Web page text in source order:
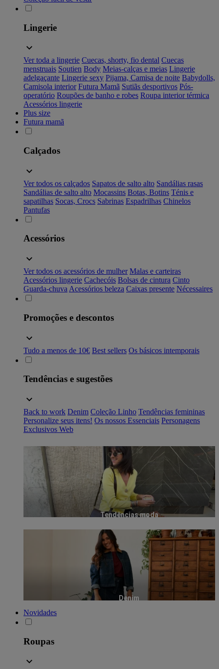
Lingerie
Ver toda a lingerie Cuecas, shorty, fio dental Cuecas
menstruais Soutien Body Meias-calças e meias Lingerie
adelgaçante Lingerie sexy Pijama, Camisa de noite Babydolls,
Camisola interior Futura Mamã Sutiãs desportivos Pós-
operatório Roupões de banho e robes Roupa interior térmica
Acessórios lingerie
Plus size
Futura mamã
Calçados
Ver todos os calçados Sapatos de salto alto Sandálias rasas
Sandálias de salto alto Mocassins Botas, Botins Ténis e
sapatilhas Socas, Crocs Sabrinas Espadrilhas Chinelos
Pantufas
Acessórios
Ver todos os acessórios de mulher Malas e carteiras
Acessórios lingerie Cachecóis Bolsas de cintura Cinto
Guarda-chuva Acessórios beleza Caixas presente Nécessaires
Promoções e descontos
Tudo a menos de 10€ Best sellers Os básicos intemporais
Tendências e sugestões
Back to work Denim Coleção Linho Tendências femininas
Personalize seus itens! Os nossos Essenciais Personagens
Exclusivos Web
Tendências moda
Denim
Novidades
Roupas